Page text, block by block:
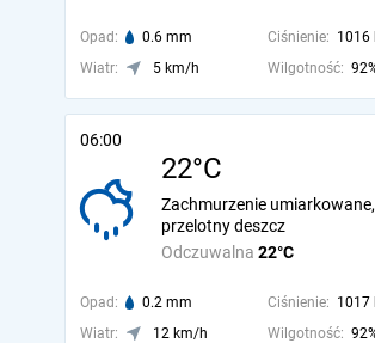
Opad: 0.6 mm Ciśnienie: 1016
Wiatr:
5 km/h Wilgotność:
06:00
22°C
Odczuwalna 22°C
Zachmurzenie
przelotny deszcz
Opad: 0.2 mm Ciśnienie: 1017
Wiatr:
12 km/h Wilgotność: